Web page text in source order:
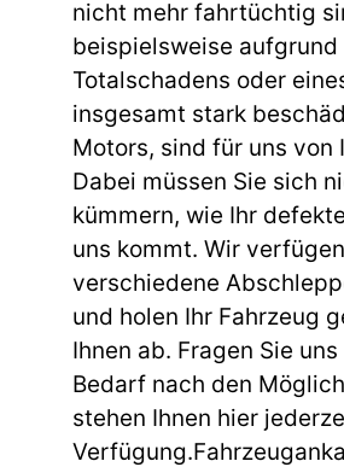
nicht mehr fahrtüchtig
beispielsweise aufgrund
Totalschadens oder
insgesamt stark
Motors, sind für uns von
Dabei müssen Sie sich
kümmern, wie Ihr
uns kommt. Wir
verschiedene
und holen Ihr Fahrzeug
Ihnen ab. Fragen Sie
Bedarf nach den
stehen Ihnen hier